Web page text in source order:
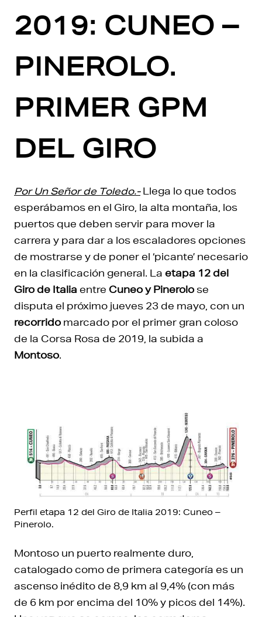
2019: CUNEO –
PINEROLO.
PRIMER GPM
DEL GIRO
Por Un Señor de Toledo.-Llega lo que todos
esperábamos en el Giro, la alta montaña, los
puertos que deben servir para mover la
carrera y para dar a los escaladores opciones
de mostrarse y de poner el ‘picante’ necesario
en la clasificación general. La etapa 12 del
Giro de Italia entre Cuneo y Pinerolo se
disputa el próximo jueves 23 de mayo, con un
recorrido marcado por el primer gran coloso
de la Corsa Rosa de 2019, la subida a
Montoso.
Perfil etapa 12 del Giro de Italia 2019: Cuneo –
Pinerolo.
Montoso un puerto realmente duro,
catalogado como de primera categoría es un
ascenso inédito de 8,9 km al 9,4% (con más
de 6 km por encima del 10% y picos del 14%).